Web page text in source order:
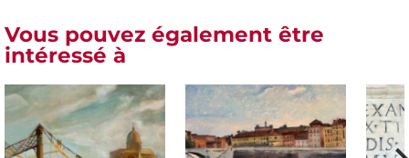
Vous pouvez également être
intéressé à